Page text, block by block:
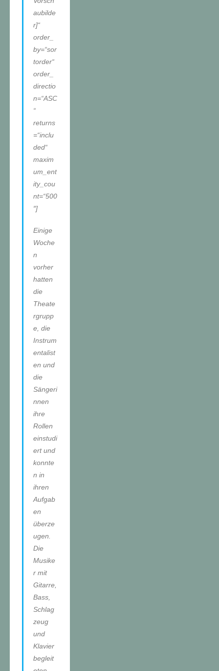
aubilde
r]“
order_
by=“sor
torder“
order_
directio
n=“ASC
“
returns
=“inclu
ded“
maxim
um_ent
ity_cou
nt=“500
″]
Einige
Woche
n
vorher
hatten
die
Theate
rgrupp
e, die
Instrum
entalist
en und
die
Sängeri
nnen
ihre
Rollen
einstudi
ert und
konnte
n in
ihren
Aufgab
en
überze
ugen.
Die
Musike
r mit
Gitarre,
Bass,
Schlag
zeug
und
Klavier
begleit